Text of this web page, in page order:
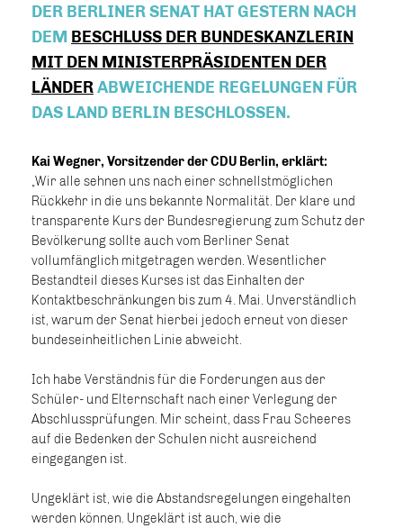
DER BERLINER SENAT HAT GESTERN NACH
DEM BESCHLUSS DER BUNDESKANZLERIN
MIT DEN MINISTERPRÄSIDENTEN DER
LÄNDERABWEICHENDE REGELUNGEN FÜR
DAS LAND BERLIN BESCHLOSSEN.
Kai Wegner, Vorsitzender der CDU Berlin, erklärt:
Wir alle sehnen uns nach einer schnellstmöglichen
Rückkehr in die uns bekannte Normalität. Der klare und
transparente Kurs der Bundesregierung zum Schutz der
Bevölkerung sollte auch vom Berliner Senat
vollumfänglich mitgetragen werden. Wesentlicher
Bestandteil dieses Kurses ist das Einhalten der
Kontaktbeschränkungen bis zum 4. Mai. Unverständlich
ist, warum der Senat hierbei jedoch erneut von dieser
bundeseinheitlichen Linie abweicht.
Ich habe Verständnis für die Forderungen aus der
Schüler- und Elternschaft nach einer Verlegung der
Abschlussprüfungen. Mir scheint, dass Frau Scheeres
auf die Bedenken der Schulen nicht ausreichend
eingegangen ist.
Ungeklärt ist, wie die Abstandsregelungen eingehalten
werden können. Ungeklärt ist auch, wie die